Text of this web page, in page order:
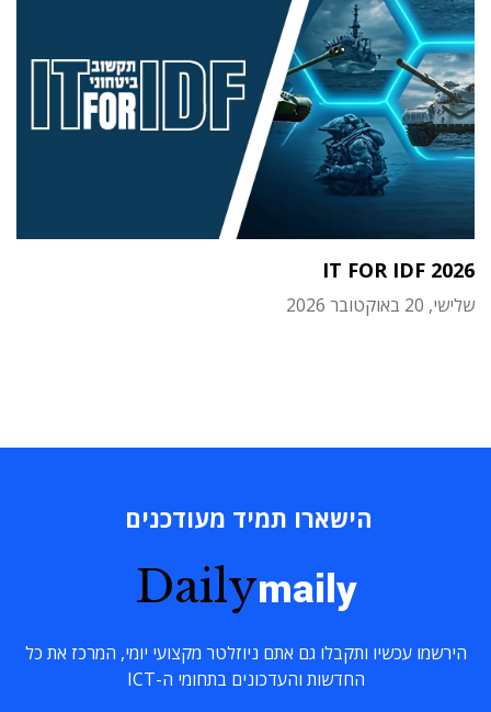
IT FOR IDF 2026
שלישי, 20 באוקטובר 2026
הישארו תמיד מעודכנים
Dailymaily
הירשמו עכשיו ותקבלו גם אתם ניוזלטר מקצועי יומי, המרכז את כל
החדשות והעדכונים בתחומי ה-ICT